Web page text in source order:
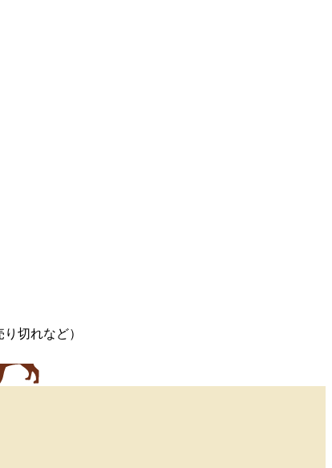
切れなど）